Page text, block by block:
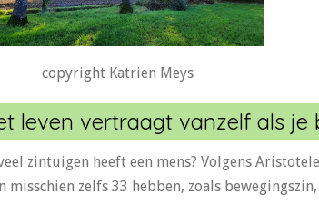
copyright Katrien Meys
leven vertraagt vanzelf als
zintuigen heeft een mens? Volgens
misschien zelfs 33 hebben, zoals